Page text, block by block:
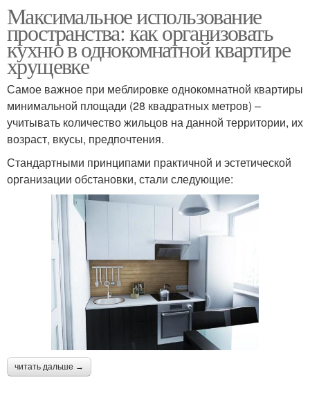
Максимальное использование
пространства: как организовать
кухню в однокомнатной квартире
хрущевке
Самое важное при меблировке однокомнатной квартиры
минимальной площади (28 квадратных метров) –
учитывать количество жильцов на данной территории, их
возраст, вкусы, предпочтения.
Стандартными принципами практичной и эстетической
организации обстановки, стали следующие:
читать дальше →